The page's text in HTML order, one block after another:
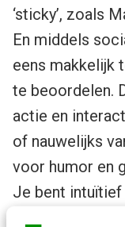
‘sticky’, zoals
En middels
eens makkelijk
te beoordelen.
actie en
of nauwelijks
voor humor en
Je bent intuïtief